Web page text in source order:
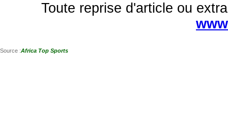
Toute reprise d'article ou
Source :Africa Top Sports